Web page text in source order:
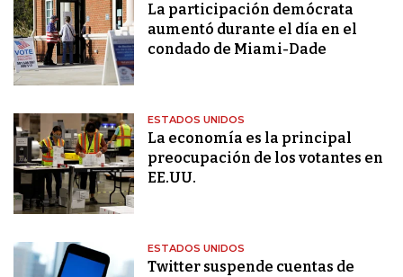
La participación demócrata
aumentó durante el día en el
condado de Miami-Dade
ESTADOS UNIDOS
La economía es la principal
preocupación de los votantes en
EE.UU.
ESTADOS UNIDOS
Twitter suspende cuentas de